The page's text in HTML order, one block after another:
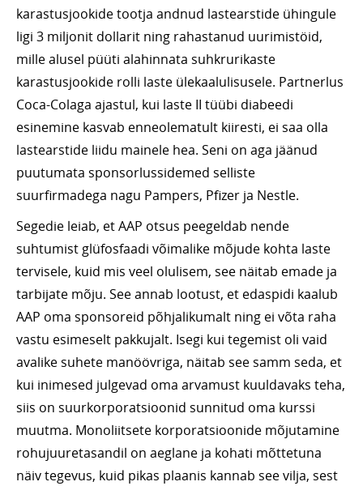
karastusjookide tootja andnud lastearstide ühingule
ligi 3 miljonit dollarit ning rahastanud uurimistöid,
mille alusel püüti alahinnata suhkrurikaste
karastusjookide rolli laste ülekaalulisusele. Partnerlus
Coca-Colaga ajastul, kui laste II tüübi diabeedi
esinemine kasvab enneolematult kiiresti, ei saa olla
lastearstide liidu mainele hea. Seni on aga jäänud
puutumata sponsorlussidemed selliste
suurfirmadega nagu Pampers, Pfizer ja Nestle.
Segedie leiab, et AAP otsus peegeldab nende
suhtumist glüfosfaadi võimalike mõjude kohta laste
tervisele, kuid mis veel olulisem, see näitab emade ja
tarbijate mõju. See annab lootust, et edaspidi kaalub
AAP oma sponsoreid põhjalikumalt ning ei võta raha
vastu esimeselt pakkujalt. Isegi kui tegemist oli vaid
avalike suhete manöövriga, näitab see samm seda, et
kui inimesed julgevad oma arvamust kuuldavaks teha,
siis on suurkorporatsioonid sunnitud oma kurssi
muutma. Monoliitsete korporatsioonide mõjutamine
rohujuuretasandil on aeglane ja kohati mõttetuna
näiv tegevus, kuid pikas plaanis kannab see vilja, sest